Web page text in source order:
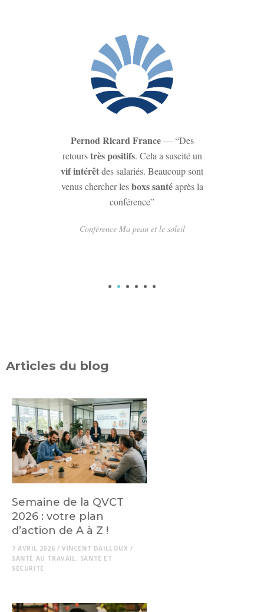
Pernod Ricard France— “Des
retourstrès positifs. Cela a suscité un
vif intérêtdes salariés. Beaucoup sont
venus chercher lesboxs santéaprès la
conférence”
Conférence Ma peau et le soleil
Articles du blog
Semaine de la QVCT
2026 : votre plan
d’action de A à Z !
7 AVRIL 2026 / VINCENT DAILLOUX /
SANTÉ AU TRAVAIL , SANTÉ ET
SÉCURITÉ